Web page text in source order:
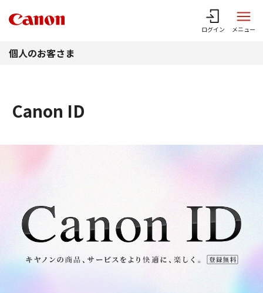
ログイン メニュー
個人のお客さま
Canon ID